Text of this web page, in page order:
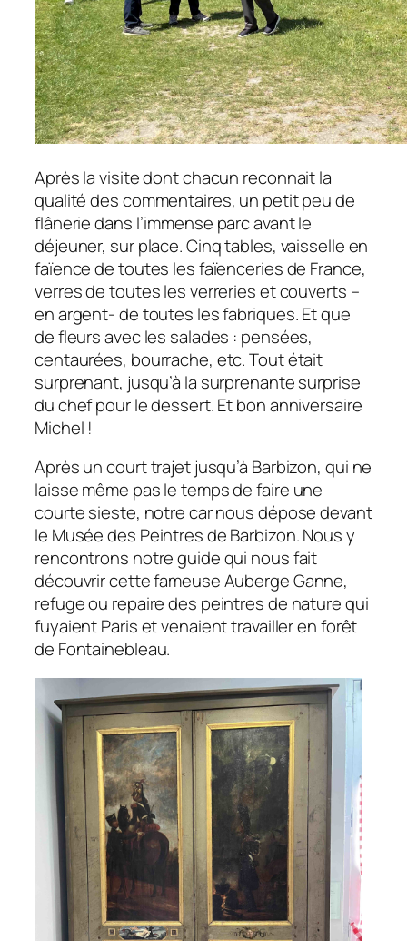
Après la visite dont chacun reconnait la
qualité des commentaires, un petit peu de
flânerie dans l’immense parc avant le
déjeuner, sur place. Cinq tables, vaisselle en
faïence de toutes les faïenceries de France,
verres de toutes les verreries et couverts –
en argent- de toutes les fabriques. Et que
de fleurs avec les salades : pensées,
centaurées, bourrache, etc. Tout était
surprenant, jusqu’à la surprenante surprise
du chef pour le dessert. Et bon anniversaire
Michel !
Après un court trajet jusqu’à Barbizon, qui ne
laisse même pas le temps de faire une
courte sieste, notre car nous dépose devant
le Musée des Peintres de Barbizon. Nous y
rencontrons notre guide qui nous fait
découvrir cette fameuse Auberge Ganne,
refuge ou repaire des peintres de nature qui
fuyaient Paris et venaient travailler en forêt
de Fontainebleau.